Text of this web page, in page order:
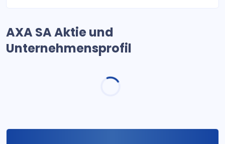
AXA SA Aktie und
Unternehmensprofil